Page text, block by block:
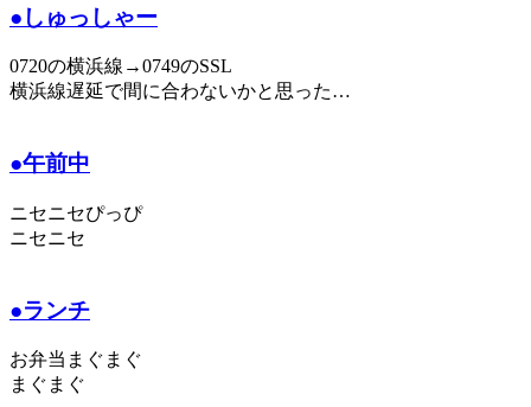
●しゅっしゃー
0720の横浜線→0749のSSL
横浜線遅延で間に合わないかと思った…
●午前中
ニセニセぴっぴ
ニセニセ
●ランチ
お弁当まぐまぐ
まぐまぐ